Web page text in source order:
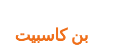
بن كاسبيت